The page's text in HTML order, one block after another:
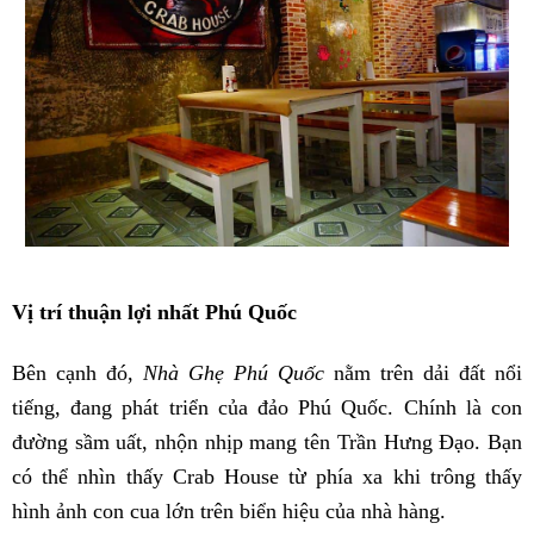
Vị trí thuận lợi nhất Phú Quốc
Bên cạnh đó, Nhà Ghẹ Phú Quốc nằm trên dải đất nổi
tiếng, đang phát triển của đảo Phú Quốc. Chính là con
đường sầm uất, nhộn nhịp mang tên Trần Hưng Đạo. Bạn
có thể nhìn thấy Crab House từ phía xa khi trông thấy
hình ảnh con cua lớn trên biển hiệu của nhà hàng.